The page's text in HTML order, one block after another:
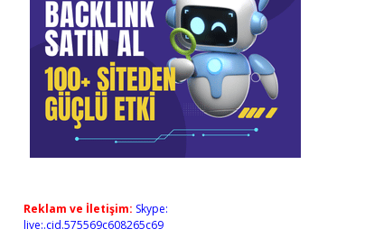
Reklam ve İletişim: Skype:
live:.cid.575569c608265c69